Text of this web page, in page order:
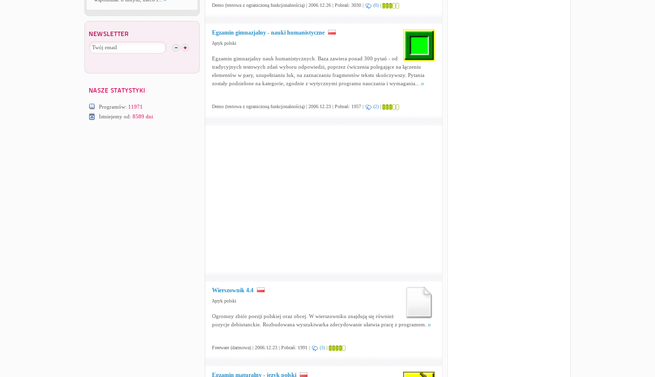
Programów: 11971
Istniejemy od: 8589 dni
Demo (testowa z ograniczoną funkcjonalnością) | 2006.12.26 | Pobrań: 3030 | (0)|
Egzamin gimnazjalny - nauki humanistyczne
Język polski
Egzamin gimnazjalny nauk humanistycznych. Baza zawiera ponad 300 pytań - od
tradycyjnych testowych zdań wyboru odpowiedzi, poprzez ćwiczenia polegające na łączeniu
elementów w pary, uzupełnianiu luk, na zaznaczaniu fragmentów tekstu skończywszy. Pytania
zostały podzielone na kategorie, zgodnie z wytycznymi programu nauczania i wymagania...
Demo (testowa z ograniczoną funkcjonalnością) | 2006.12.23 | Pobrań: 1957 | (2)|
Wierszownik 4.4
Język polski
Ogromny zbiór poezji polskiej oraz obcej. W wierszowniku znajdują się również
pozycje debiutanckie. Rozbudowana wyszukiwarka zdecydowanie ułatwia pracę z programem.
Freeware (darmowa) | 2006.12.23 | Pobrań: 1991 | (3)|
Egzamin maturalny - język polski